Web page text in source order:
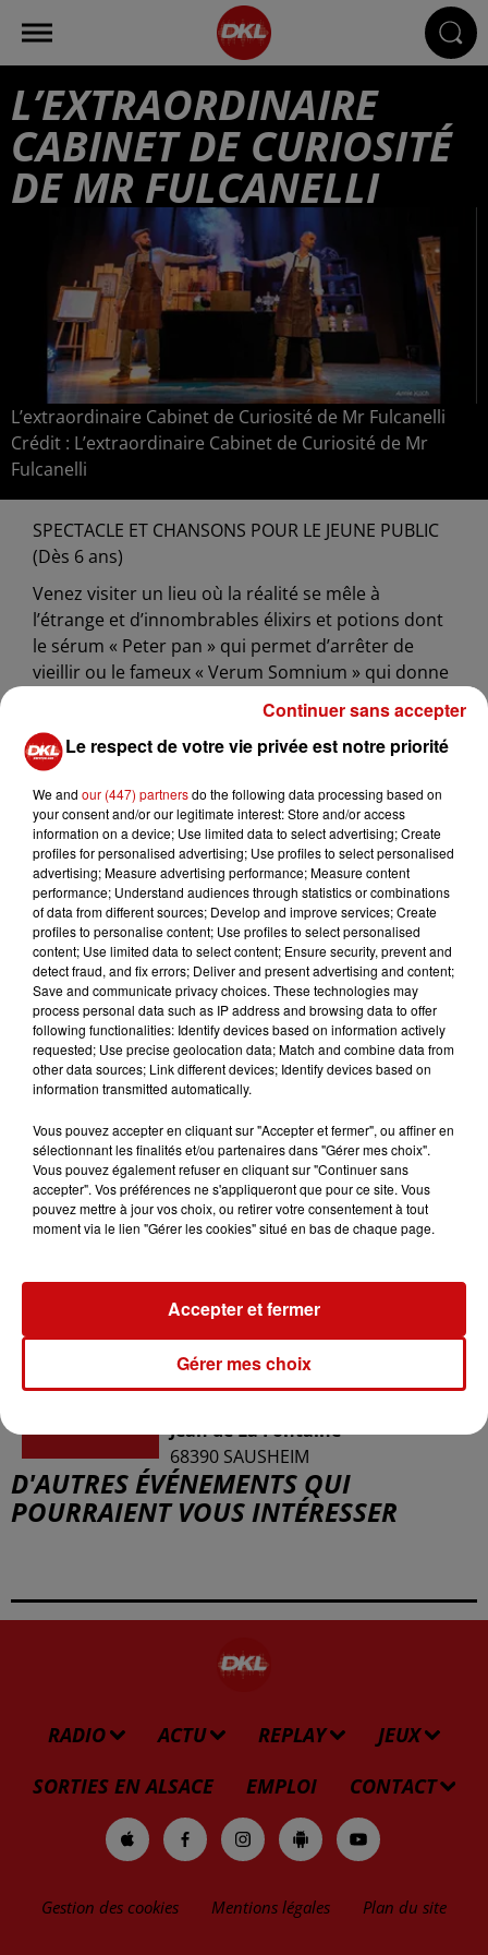
L’EXTRAORDINAIRE
CABINET DE CURIOSITÉ
DE MR FULCANELLI
L’extraordinaire Cabinet de Curiosité de Mr Fulcanelli
Crédit : L’extraordinaire Cabinet de Curiosité de Mr
Fulcanelli
SPECTACLE ET CHANSONS POUR LE JEUNE PUBLIC
(Dès 6 ans)
Venez visiter un lieu où la réalité se mêle à
l’étrange et d’innombrables élixirs et potions dont
le sérum « Peter pan » qui permet d’arrêter de
vieillir ou le fameux « Verum Somnium » qui donne
Mais en de tels lieux, rien ne se passe jamais
comme prévu…
Ajouter à votre calendrier
Date
du29 janvier 2024 à 19h00
au29 janvier 2024 à 20h30
Tarif
Payant
Tarif adulte : 12€ / Tarif enfant : 9.50€
ED&N
03 89 46 83 90
Jean de La Fontaine
68390 SAUSHEIM
D'AUTRES ÉVÉNEMENTS QUI
POURRAIENT VOUS INTÉRESSER
RADIO ACTU REPLAY
JEUX
SORTIES EN ALSACE
EMPLOI CONTACT
Gestion des cookies Mentions légales Plan du site
Le respect de votre vie privée est notre priorité
We and our (447) partnersdo the following data processing based on
your consent and/or our legitimate interest: Store and/or access
information on a device; Use limited data to select advertising; Create
profiles for personalised advertising; Use profiles to select personalised
advertising; Measure advertising performance; Measure content
performance; Understand audiences through statistics or combinations
of data from different sources; Develop and improve services; Create
profiles to personalise content; Use profiles to select personalised
content; Use limited data to select content; Ensure security, prevent and
detect fraud, and fix errors; Deliver and present advertising and content;
Save and communicate privacy choices. These technologies may
process personal data such as IP address and browsing data to offer
following functionalities: Identify devices based on information actively
requested; Use precise geolocation data; Match and combine data from
other data sources; Link different devices; Identify devices based on
information transmitted automatically.
Vous pouvez accepter en cliquant sur "Accepter et fermer", ou affiner en
sélectionnant les finalités et/ou partenaires dans "Gérer mes choix".
Vous pouvez également refuser en cliquant sur "Continuer sans
accepter". Vos préférences ne s'appliqueront que pour ce site. Vous
pouvez mettre à jour vos choix, ou retirer votre consentement à tout
moment via le lien "Gérer les cookies" situé en bas de chaque page.
Gérer mes choix
Accepter et fermer
Continuer sans accepter